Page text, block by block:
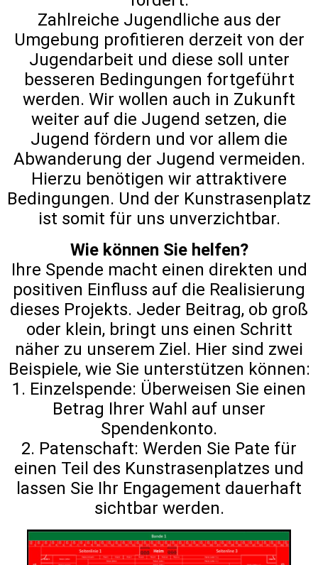
Zahlreiche Jugendliche aus der
Umgebung profitieren derzeit von der
Jugendarbeit und diese soll unter
besseren Bedingungen fortgeführt
werden. Wir wollen auch in Zukunft
weiter auf die Jugend setzen, die
Jugend fördern und vor allem die
Abwanderung der Jugend vermeiden.
Hierzu benötigen wir attraktivere
Bedingungen. Und der Kunstrasenplatz
ist somit für uns unverzichtbar.
Wie können Sie helfen?
Ihre Spende macht einen direkten und
positiven Einfluss auf die Realisierung
dieses Projekts. Jeder Beitrag, ob groß
oder klein, bringt uns einen Schritt
näher zu unserem Ziel. Hier sind zwei
Beispiele, wie Sie unterstützen können:
1. Einzelspende: Überweisen Sie einen
Betrag Ihrer Wahl auf unser
Spendenkonto.
2. Patenschaft: Werden Sie Pate für
einen Teil des Kunstrasenplatzes und
lassen Sie Ihr Engagement dauerhaft
sichtbar werden.